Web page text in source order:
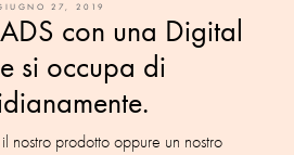
27, 2019
con una Digital
si occupa di
nostro prodotto oppure un nostro